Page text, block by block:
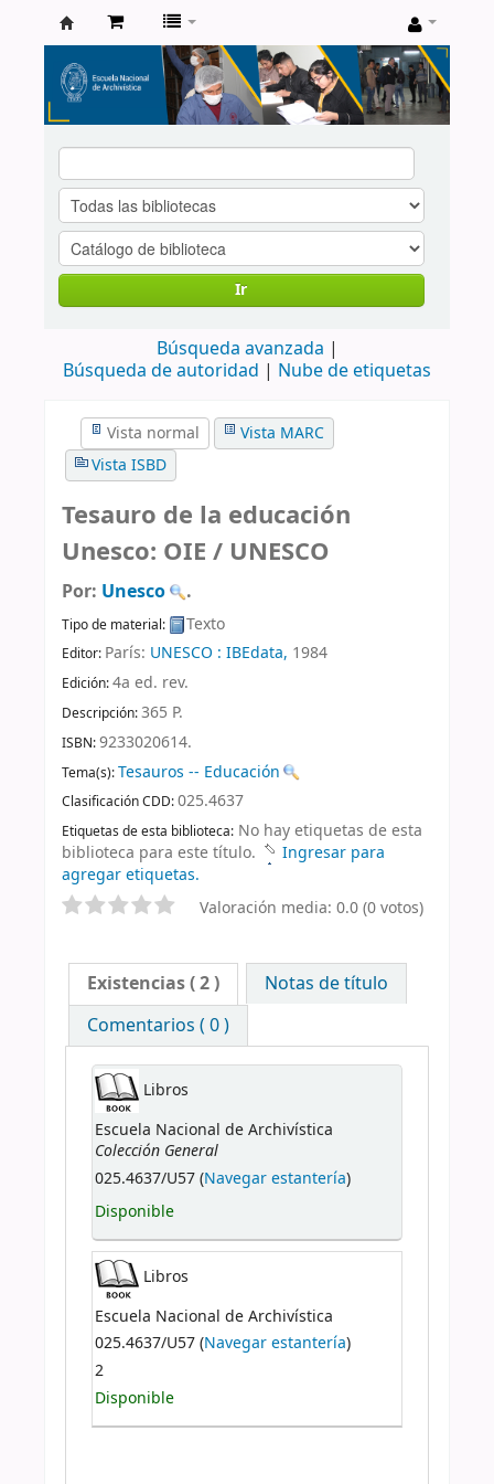
Catálogo
de
Biblioteca
ENA
Ir
Búsqueda avanzada
Búsqueda de autoridad
Nube de etiquetas
Vista normal
Vista MARC
Vista ISBD
Tesauro de la educación
Unesco: OIE / UNESCO
Por: Unesco .
Tipo de material: Texto
Editor: París: UNESCO : IBEdata, 1984
Edición:4a ed. rev.
Descripción:365 P.
ISBN:9233020614.
Tema(s):Tesauros -- Educación
Clasificación CDD:025.4637
Etiquetas de esta biblioteca: No hay etiquetas de esta
biblioteca para este título.
Ingresar para
agregar etiquetas.
Valoración media: 0.0 (0 votos)
Existencias( 2 )
Notas de título
Comentarios ( 0 )
Libros
Escuela Nacional de Archivística
Colección General
025.4637/U57 (Navegar estantería)
Disponible
Libros
Escuela Nacional de Archivística
025.4637/U57 (Navegar estantería)
2
Disponible